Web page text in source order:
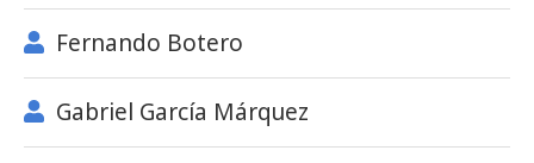
Fernando Botero
Gabriel García Márquez